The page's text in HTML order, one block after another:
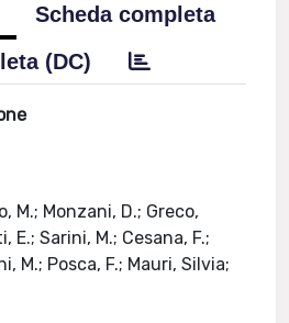
Scheda completa
(DC)
M.; Monzani, D.; Greco,
E.; Sarini, M.; Cesana, F.;
M.; Posca, F.; Mauri, Silvia;